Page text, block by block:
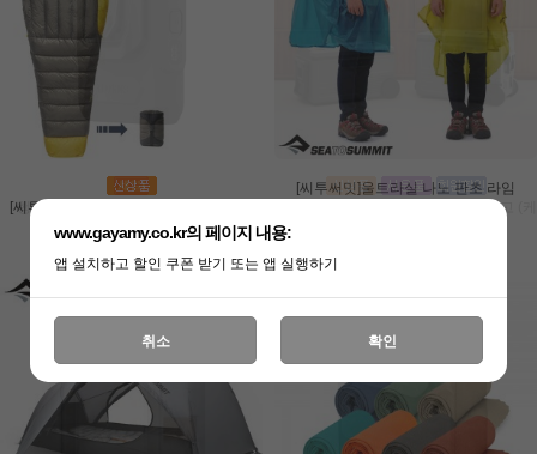
[오클리]FROGSKINS (A) POLISHED
BLACK PRIZM BL...
227,000원
181,600원
[오클리]EVZERO PATH (A) MATTE
(JBEJXUBS793) /...
79,000원
79,000원
[몽벨]컴팩트 파이어 핏 (JBEIXUPF371)
[씨투써밋]스파크 7℃ 다운 침낭 시리즈
486,000원
[씨투써밋]울트라실 나노 판초 라임
행사[프리즘]크레모아 클립팬 플러스
54,000원
[프리즘]크레모아 프리지2 캠핑냉장고 (케
[니모]조르 NX 레귤러/와이드 자충형 에어
매트
188,000원
169,200원
[니모]아톰 오스모 2P 4계절 백패킹 텐트
www.gayamy.co.kr의 페이지 내용:
앱 설치하고 할인 쿠폰 받기 또는 앱 실행하기
취소 확인